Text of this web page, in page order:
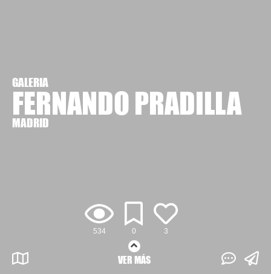
534 0 3
GALERIA
FERNANDO PRADILLA
MADRID
VER MÁS